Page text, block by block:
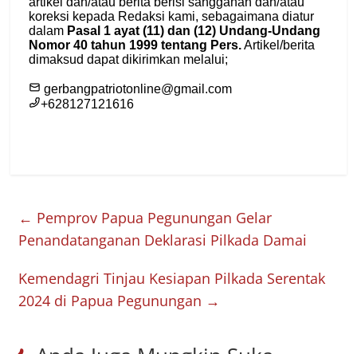
← Pemprov Papua Pegunungan Gelar
Penandatanganan Deklarasi Pilkada Damai
Kemendagri Tinjau Kesiapan Pilkada Serentak
2024 di Papua Pegunungan →